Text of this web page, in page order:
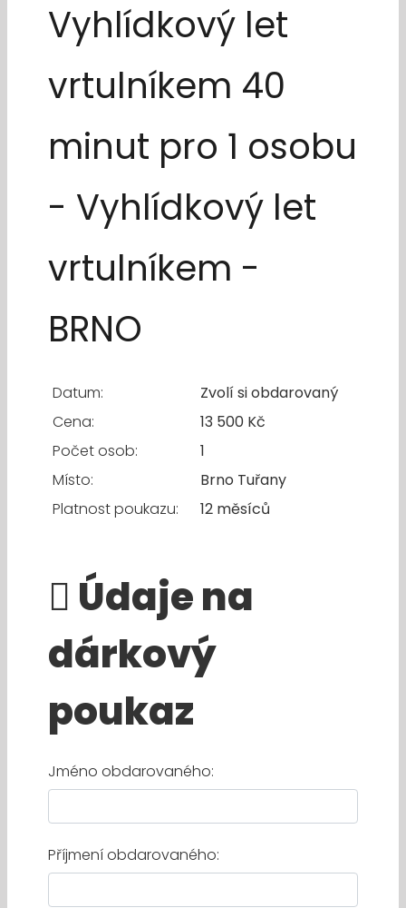
Vyhlídkový let
vrtulníkem 40
minut pro 1 osobu
- Vyhlídkový let
vrtulníkem -
BRNO
Datum:
Zvolí si obdarovaný
Cena:
13 500 Kč
Počet osob:
1
Místo:
Brno Tuřany
Platnost poukazu:
12 měsíců
Údaje na
dárkový
poukaz
Jméno obdarovaného:
Příjmení obdarovaného: